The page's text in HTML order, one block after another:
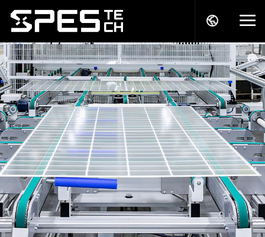
关于我们
产品中心
解决方案
服务支持
商务模式